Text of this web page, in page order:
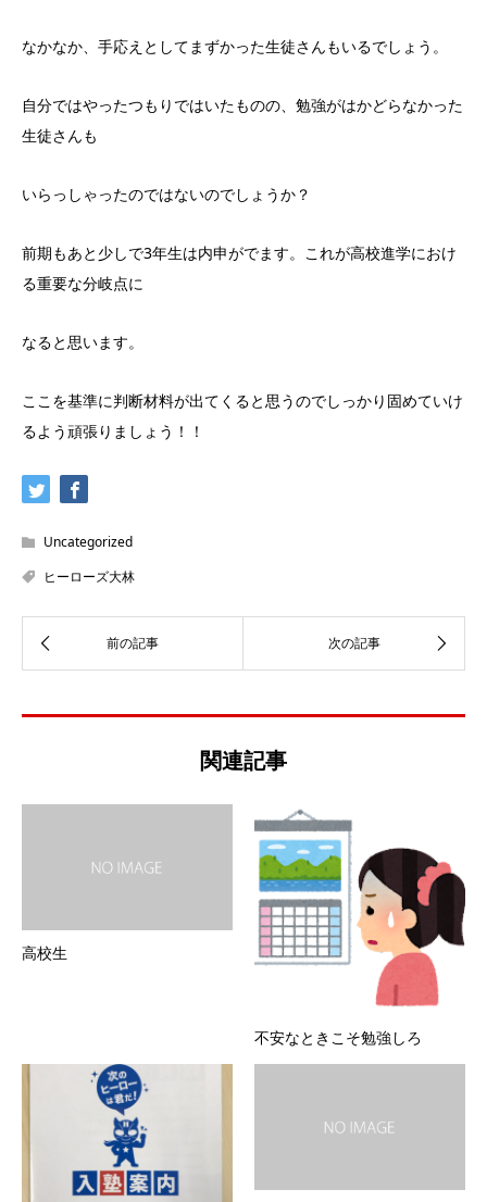
なかなか、手応えとしてまずかった生徒さんもいるでしょう。
自分ではやったつもりではいたものの、勉強がはかどらなかった
生徒さんも
いらっしゃったのではないのでしょうか？
前期もあと少しで3年生は内申がでます。これが高校進学におけ
る重要な分岐点に
なると思います。
ここを基準に判断材料が出てくると思うのでしっかり固めていけ
るよう頑張りましょう！！
Uncategorized
ヒーローズ大林
関連記事
高校生
不安なときこそ勉強しろ